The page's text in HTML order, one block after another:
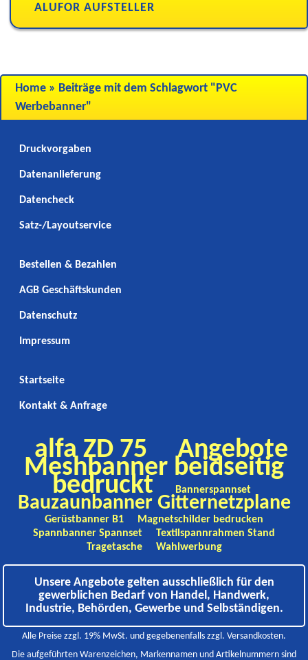
ALUFOR AUFSTELLER
Home » Beiträge mit dem Schlagwort "PVC
Werbebanner"
Druckvorgaben
Datenanlieferung
Datencheck
Satz-/Layoutservice
Bestellen & Bezahlen
AGB Geschäftskunden
Datenschutz
Impressum
Startseite
Kontakt & Anfrage
alfa ZD 75 Angebote
Meshbanner beidseitig
bedruckt Bannerspannset
Bauzaunbanner Gitternetzplane
Gerüstbanner B1
Magnetschilder bedrucken
Spannbanner Spannset
Textilspannrahmen Stand
Tragetasche
Wahlwerbung
Unsere Angebote gelten ausschließlich für den
gewerblichen Bedarf von Handel, Handwerk,
Industrie, Behörden, Gewerbe und Selbständigen.
Alle Preise zzgl. 19% MwSt. und gegebenenfalls zzgl. Versandkosten.
Die aufgeführten Warenzeichen, Markennamen und Artikelnummern sind